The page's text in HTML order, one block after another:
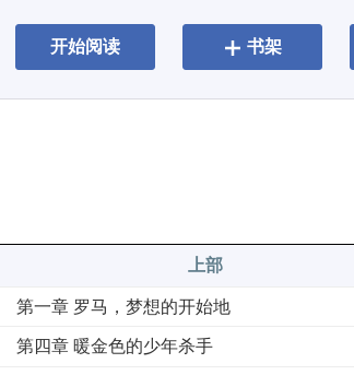
开始阅读 书架
上部
第一章 罗马，梦想的开始地
第四章 暖金色的少年杀手